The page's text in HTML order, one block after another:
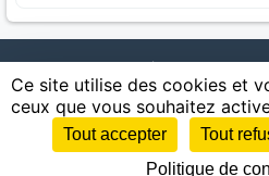
AgriMap — Données agricoles
Appellations | Regions | Cultures |
Littoral | Espaces naturels |
| Confidentialite | CGU
Sources : IGN, INSEE, Météo-France,
l'Agriculture
Ce site utilise des cookies et
ceux que vous souhaitez
Tout accepter Tout
Politique de